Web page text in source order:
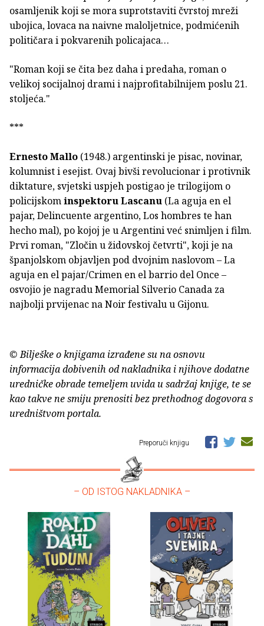
osamljenik koji se mora suprotstaviti čvrstoj mreži
ubojica, lovaca na naivne maloljetnice, podmićenih
političara i pokvarenih policajaca…
"Roman koji se čita bez daha i predaha, roman o
velikoj socijalnoj drami i najprofitabilnijem poslu 21.
stoljeća."
***
Ernesto Mallo (1948.) argentinski je pisac, novinar,
kolumnist i esejist. Ovaj bivši revolucionar i protivnik
diktature, svjetski uspjeh postigao je trilogijom o
policijskominspektoruLascanu (La aguja en el
pajar, Delincuente argentino, Los hombres te han
hecho mal), po kojoj je u Argentini već snimljen i film.
Prvi roman, "Zločin u židovskoj četvrti", koji je na
španjolskom objavljen pod dvojnim naslovom – La
aguja en el pajar/Crimen en el barrio del Once –
osvojio je nagradu Memorial Silverio Canada za
najbolji prvijenac na Noir festivalu u Gijonu.
© Bilješke o knjigama izrađene su na osnovu
informacija dobivenih od nakladnika i njihove dodatne
uredničke obrade temeljem uvida u sadržaj knjige, te se
kao takve ne smiju prenositi bez prethodnog dogovora s
uredništvom portala.
Preporuči knjigu
– OD ISTOG NAKLADNIKA –